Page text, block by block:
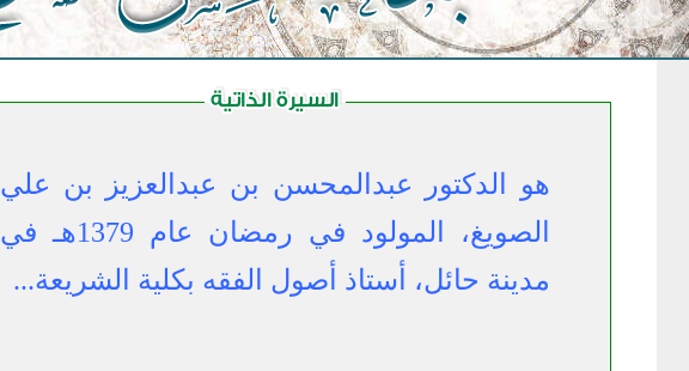
هو الدكتور عبدالمحسن بن عبدالعزيز بن علي
الصويغ، المولود في رمضان عام 1379هـ في
مدينة حائل، أستاذ أصول الفقه بكلية الشريعة...